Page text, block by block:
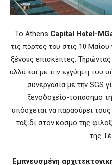
Το Athens Capital Hotel-
τις πόρτες του στις 10 Μαΐου
ξένους επισκέπτες. Τηρώντας
αλλά και με την εγγύηση του
συνεργασία με την SGS
ξενοδοχείο-τοπόσημο
υπόσχεται να παρασύρει
ταξίδι στον κόσμο της
της
Eμπνευσμένη